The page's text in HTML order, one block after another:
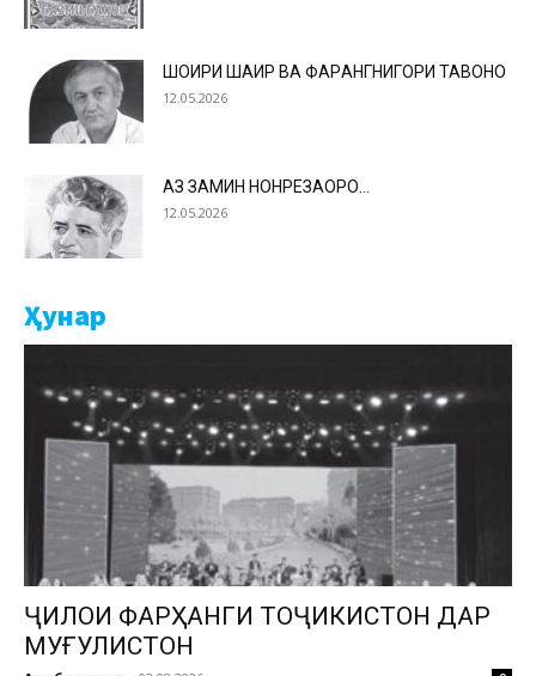
ШОИРИ ШАҲИР ВА ФАРҲАНГНИГОРИ ТАВОНО
12.05.2026
АЗ ЗАМИН НОНРЕЗАҲОРО…
12.05.2026
Ҳунар
ҶИЛОИ ФАРҲАНГИ ТОҶИКИСТОН ДАР
МУҒУЛИСТОН